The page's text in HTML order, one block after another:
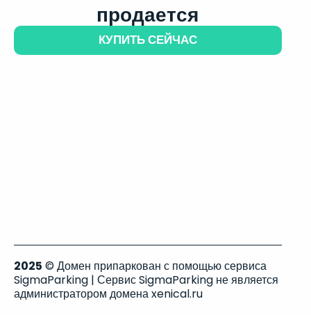
продается
КУПИТЬ СЕЙЧАС
2025 © Домен припаркован с помощью сервиса
SigmaParking | Сервис SigmaParking не является
администратором домена xenical.ru